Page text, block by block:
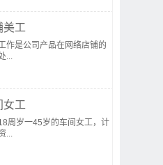
美工
作是公司产品在网络店铺的
...
女工
周岁一45岁的车间女工，计
...